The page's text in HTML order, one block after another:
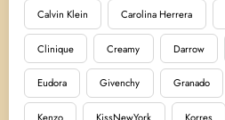
Calvin Klein Carolina Herrera
Clinique Creamy Darrow
Eudora Givenchy Granado